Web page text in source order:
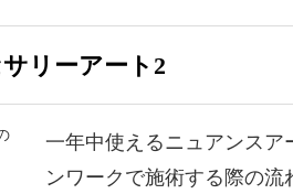
ープルをメインに使いました
リーアート2
一年中使えるニュアンスア
ンワークで施術する際の